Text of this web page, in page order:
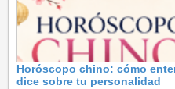
Horóscopo chino: cómo
dice sobre tu personalidad